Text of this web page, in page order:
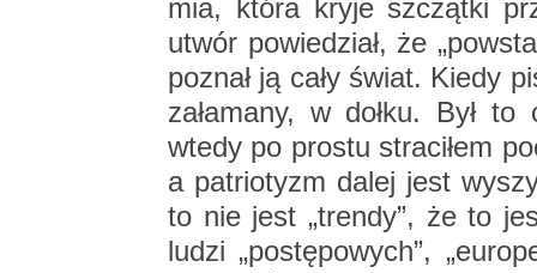
mia, która kryje szcząt­ki
utwór po­wie­dział, że
po­znał ją cały świat. Kiedy
za­ła­ma­ny, w dołku. Był
wtedy po pro­stu stra­ci­łem
a pa­trio­tyzm dalej jest
to nie jest „tren­dy”, że to
ludzi „po­stę­po­wych”,